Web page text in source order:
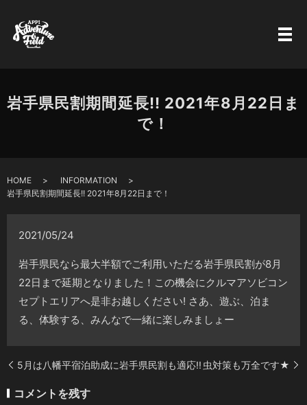
岩手県民割期間延長!! 2021年8月22日ま
で！
HOME
INFORMATION
岩手県民割期間延長!! 2021年8月22日まで！
2021/05/24
岩手県民なら最大半額でご利用いただる岩手県民割が8月
22日まで延期となりました！この機会にクルマアソビコン
セプトエリアへ是非お越しください! さあ、遊ぶ、泊ま
る、体験する、みんなで一緒に楽しみましょー
5月は八幡平宿泊助成に岩手県民割も適応!! 虫対策も万全です★
コメントを残す